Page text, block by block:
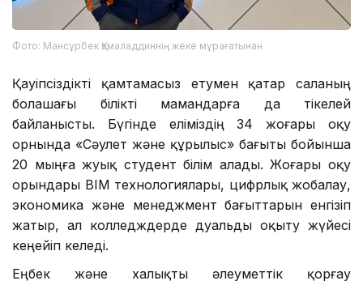
Фото: Мансұрбек Қамаладдиннің жеке мұрағатынан
Қауіпсіздікті қамтамасыз етумен қатар саланың
болашағы білікті мамандарға да тікелей
байланысты. Бүгінде еліміздің 34 жоғары оқу
орнында «Сәулет және құрылыс» бағыты бойынша
20 мыңға жуық студент білім алады. Жоғары оқу
орындары BIM технологиялары, цифрлық жобалау,
экономика және менеджмент бағыттарын енгізіп
жатыр, ал колледждерде дуальды оқыту жүйесі
кеңейіп келеді.
Еңбек және халықты әлеуметтік қорғау